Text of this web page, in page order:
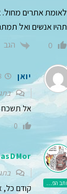
לאומת אתרים מחול.
תהיו אנשים ואל
0 הגב
יואן
אל תשכח
0
קודם כל,